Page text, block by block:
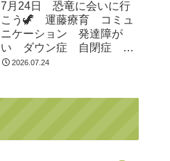
市 つくばみらい市 坂東
市 守谷市
7月24日 恐竜に会いに行
こう🦖 運藤療育 コミュ
ニケーション 発達障が
い ダウン症 自閉症
ASD ADHD 児童発達支
2026.07.24